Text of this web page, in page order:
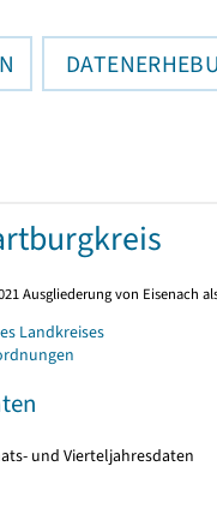
Ausgliederung von Eisenach
Landkreises
und Vierteljahresdaten